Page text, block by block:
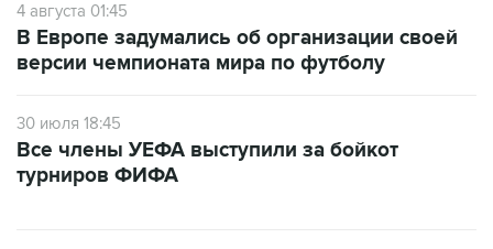
4 августа 01:45
В Европе задумались об организации своей
версии чемпионата мира по футболу
30 июля 18:45
Все члены УЕФА выступили за бойкот
турниров ФИФА